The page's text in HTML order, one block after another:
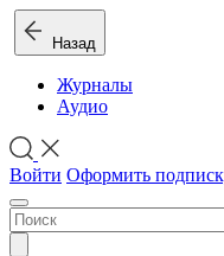
Назад
Журналы
Аудио
Войти Оформить